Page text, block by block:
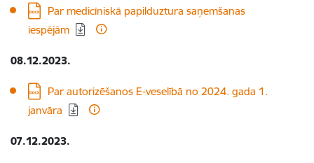
Lejupielādēt:
Par medicīniskā papilduztura saņemšanas
iespējām
08.12.2023.
Lejupielādēt:
Par autorizēšanos E-veselībā no 2024. gada 1.
janvāra
07.12.2023.